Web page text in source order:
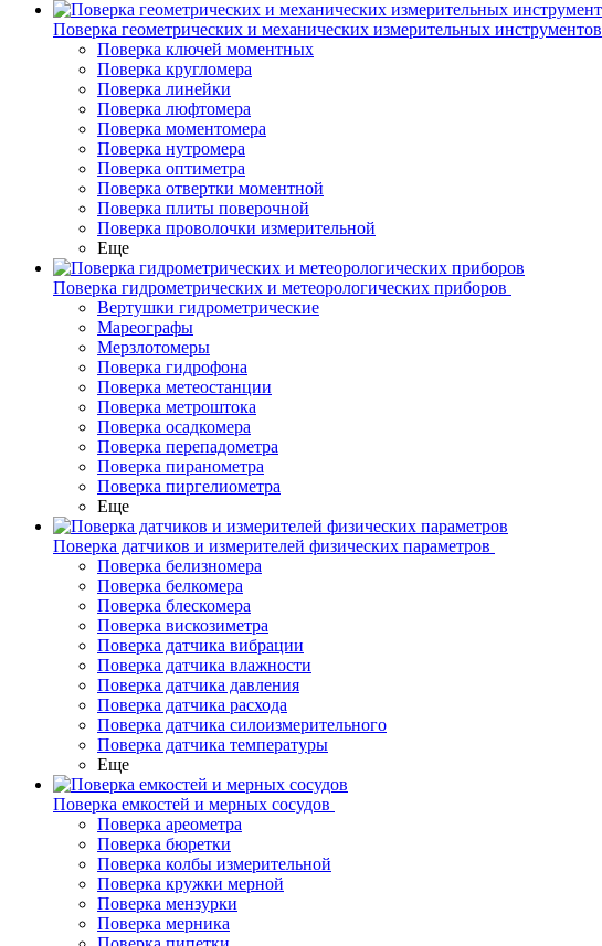
Поверка геометрических и механических измерительных инструментов
Поверка ключей моментных
Поверка кругломера
Поверка линейки
Поверка люфтомера
Поверка моментомера
Поверка нутромера
Поверка оптиметра
Поверка отвертки моментной
Поверка плиты поверочной
Поверка проволочки измерительной
Еще
Поверка гидрометрических и метеорологических приборов
Вертушки гидрометрические
Мареографы
Мерзлотомеры
Поверка гидрофона
Поверка метеостанции
Поверка метроштока
Поверка осадкомера
Поверка перепадометра
Поверка пиранометра
Поверка пиргелиометра
Еще
Поверка датчиков и измерителей физических параметров
Поверка белизномера
Поверка белкомера
Поверка блескомера
Поверка вискозиметра
Поверка датчика вибрации
Поверка датчика влажности
Поверка датчика давления
Поверка датчика расхода
Поверка датчика силоизмерительного
Поверка датчика температуры
Еще
Поверка емкостей и мерных сосудов
Поверка ареометра
Поверка бюретки
Поверка колбы измерительной
Поверка кружки мерной
Поверка мензурки
Поверка мерника